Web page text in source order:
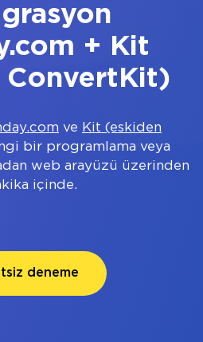
+ Kit
ConvertKit)
ve Kit (eskiden
bir programlama veya
web arayüzü üzerinden
içinde.
deneme